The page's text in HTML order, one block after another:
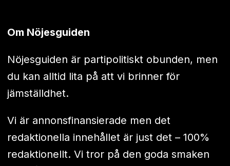
Om Nöjesguiden
Nöjesguiden är partipolitiskt obunden, men
du kan alltid lita på att vi brinner för
jämställdhet.
Vi är annonsfinansierade men det
redaktionella innehållet är just det – 100%
redaktionellt. Vi tror på den goda smaken